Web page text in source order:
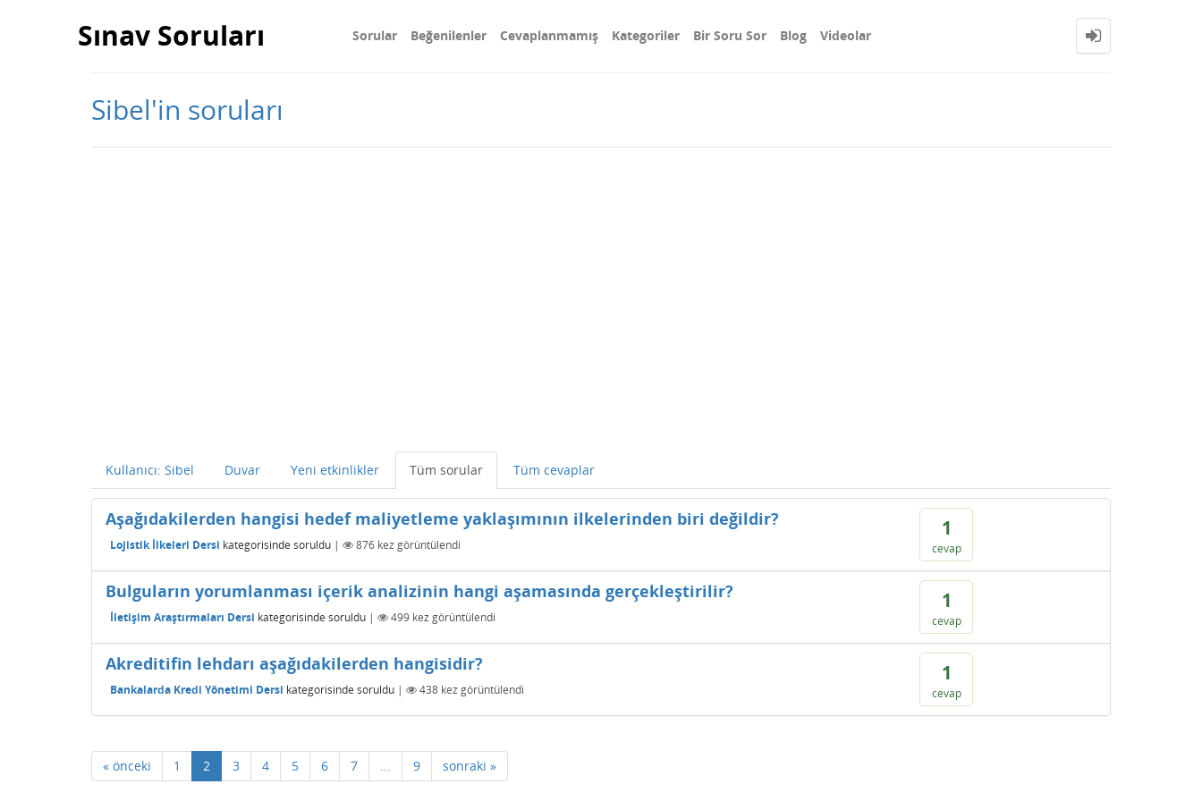
Sınav Soruları Sorular Beğenilenler Cevaplanmamış Kategoriler Bir Soru Sor Blog Videolar
Sibel'in soruları
Kullanıcı: Sibel Duvar Yeni etkinlikler Tüm sorular Tüm cevaplar
1
cevap
Aşağıdakilerden hangisi hedef maliyetleme yaklaşımının ilkelerinden biri değildir?
Lojistik İlkeleri Dersi kategorisinde soruldu | 876 kez görüntülendi
1
cevap
Bulguların yorumlanması içerik analizinin hangi aşamasında gerçekleştirilir?
İletişim Araştırmaları Dersi kategorisinde soruldu | 499 kez görüntülendi
1
cevap
Akreditifin lehdarı aşağıdakilerden hangisidir?
Bankalarda Kredi Yönetimi Dersi kategorisinde soruldu | 438 kez görüntülendi
« önceki 1 2 3 4 5 6 7 ... 9 sonraki »